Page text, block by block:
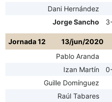
Dani Hernández
Jorge Sancho
Jornada 12
13/jun/2020
Pablo Aranda
Izan Martín
Guille Domínguez
Raúl Tabares